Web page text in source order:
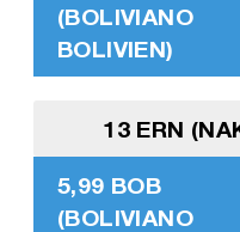
(BOLIVIANO
BOLIVIEN)
13 ERN
5,99 BOB
(BOLIVIANO